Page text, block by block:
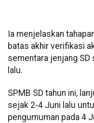
Ia menjelaskan
batas akhir verifikasi
sementara jenjang SD
lalu.
SPMB SD tahun ini,
sejak 2-4 Juni lalu
pengumuman pada 4